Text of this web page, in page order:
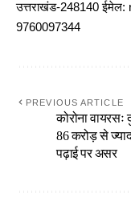
उत्तराखंड-248140
9760097344
PREVIOUS ARTICLE
कोरोना वायरसः
86 करोड़ से
पढ़ाई पर असर